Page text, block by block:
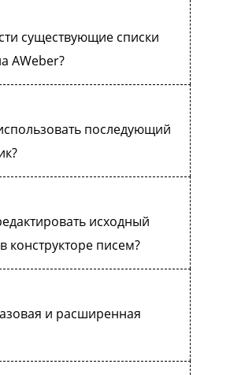
существующие списки
AWeber?
последующий
исходный
конструкторе писем?
и расширенная